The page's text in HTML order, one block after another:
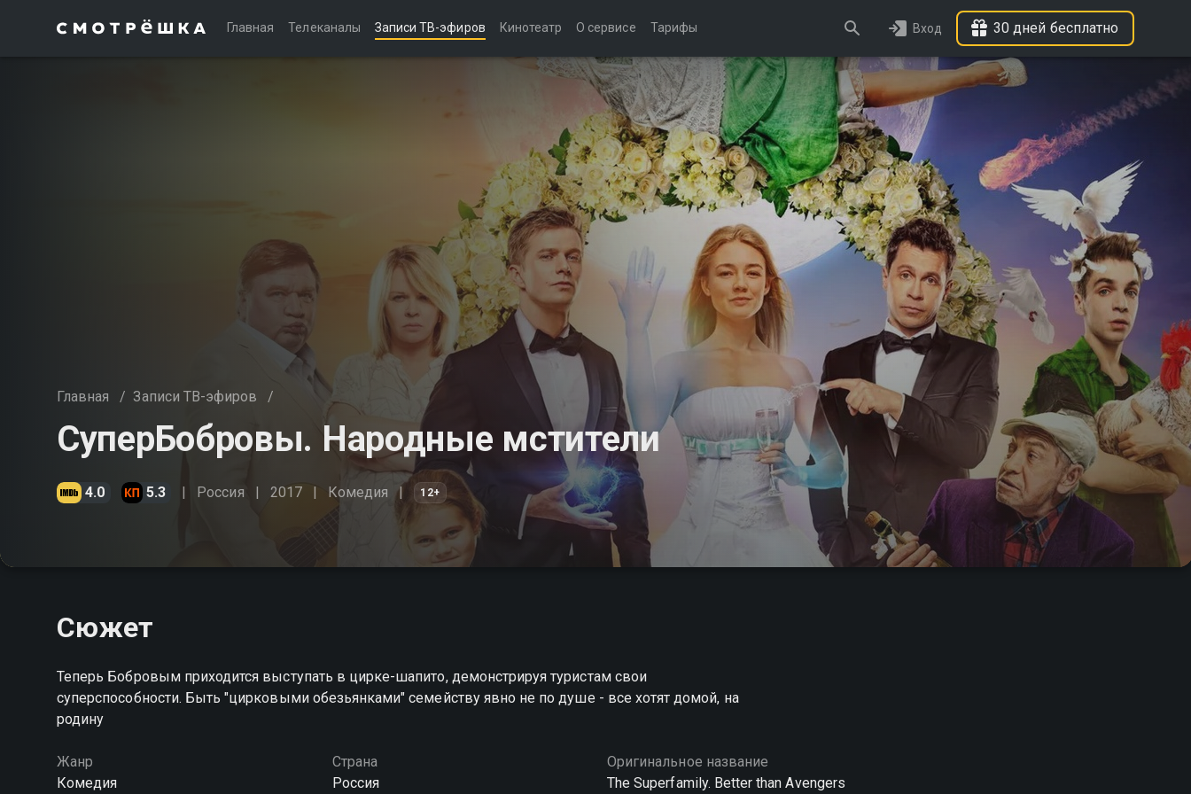
Главная Телеканалы Записи ТВ-эфиров Кинотеатр О сервисе Тарифы Вход 30 дней бесплатно
Главная / Записи ТВ-эфиров /
СуперБобровы. Народные мстители
4.0 5.3 Россия 2017 Комедия 12+
Сюжет
Теперь Бобровым приходится выступать в цирке-шапито, демонстрируя туристам свои
суперспособности. Быть "цирковыми обезьянками" семейству явно не по душе - все хотят домой, на
родину
Жанр
Комедия
Страна
Россия
Оригинальное название
The Superfamily. Better than Avengers